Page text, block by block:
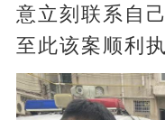
意立刻联系自
至此该案顺利执